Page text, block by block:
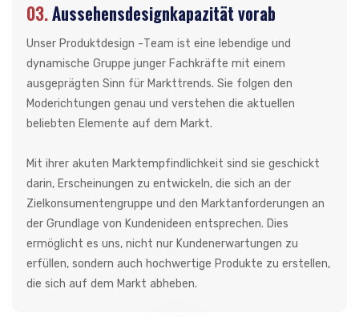
03.Aussehensdesignkapazität vorab
Unser Produktdesign -Team ist eine lebendige und
dynamische Gruppe junger Fachkräfte mit einem
ausgeprägten Sinn für Markttrends. Sie folgen den
Moderichtungen genau und verstehen die aktuellen
beliebten Elemente auf dem Markt.
Mit ihrer akuten Marktempfindlichkeit sind sie geschickt
darin, Erscheinungen zu entwickeln, die sich an der
Zielkonsumentengruppe und den Marktanforderungen an
der Grundlage von Kundenideen entsprechen. Dies
ermöglicht es uns, nicht nur Kundenerwartungen zu
erfüllen, sondern auch hochwertige Produkte zu erstellen,
die sich auf dem Markt abheben.